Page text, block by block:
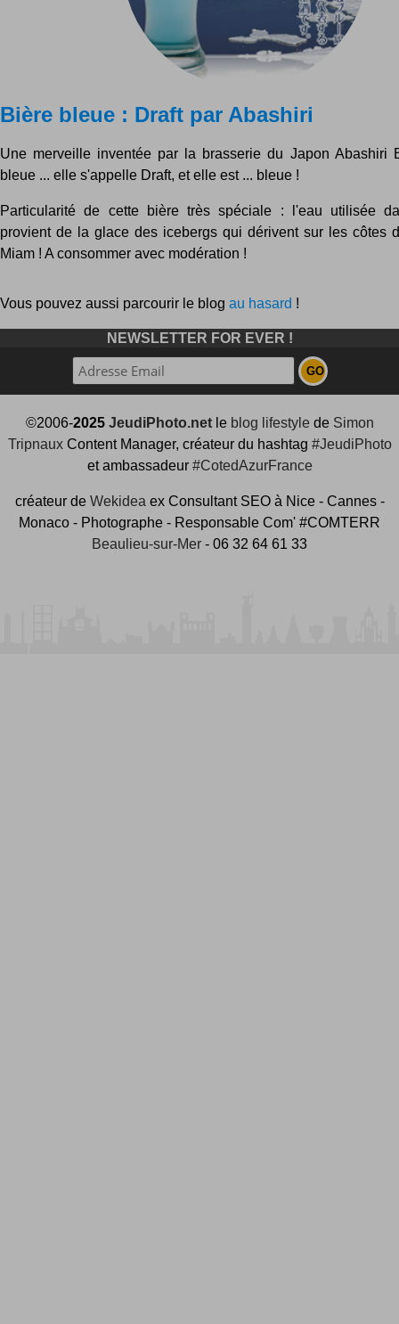
Bière bleue : Draft par Abashiri
Une merveille inventée par la brasserie du Japon Abashiri
bleue ... elle s'appelle Draft, et elle est ... bleue !
Particularité de cette bière très spéciale : l'eau utilisée
provient de la glace des icebergs qui dérivent sur les côtes
Miam ! A consommer avec modération !
Vous pouvez aussi parcourir le blog au hasard !
NEWSLETTER FOR EVER !
©2006-2025 JeudiPhoto.netle blog lifestylede Simon
TripnauxContent Manager, créateur du hashtag #JeudiPhoto
et ambassadeur #CotedAzurFrance
créateur de Wekidea ex Consultant SEO à Nice - Cannes -
Monaco - Photographe - Responsable Com' #COMTERR
Beaulieu-sur-Mer - 06 32 64 61 33